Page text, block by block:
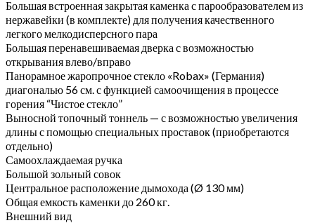
Большая встроенная закрытая каменка с парообразователем из
нержавейки (в комплекте) для получения качественного
легкого мелкодисперсного пара
Большая перенавешиваемая дверка с возможностью
открывания влево/вправо
Панорамное жаропрочное стекло «Robax» (Германия)
диагональю 56 см. с функцией самоочищения в процессе
горения “Чистое стекло”
Выносной топочный тоннель — с возможностью увеличения
длины с помощью специальных проставок (приобретаются
отдельно)
Самоохлаждаемая ручка
Большой зольный совок
Центральное расположение дымохода (Ø 130 мм)
Общая емкость каменки до 260 кг.
Внешний вид